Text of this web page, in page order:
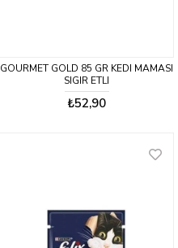
GOURMET GOLD 85 GR KEDI MAMASI
SIGIR ETLI
₺52,90